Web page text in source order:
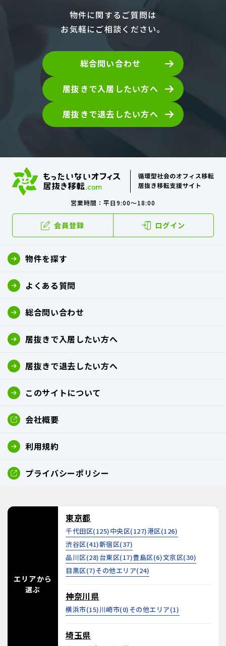
物件に関するご質問は
お気軽にご相談ください。
総合問い合わせ
居抜きで入居したい方へ
居抜きで退去したい方へ
営業時間：平日9:00～18:00
会員登録 ログイン
物件を探す
よくある質問
総合問い合わせ
居抜きで入居したい方へ
居抜きで退去したい方へ
このサイトについて
会社概要
利用規約
プライバシーポリシー
エリアから
選ぶ
東京都
千代田区(125)中央区(127)港区(126)
渋谷区(41)新宿区(37)
品川区(28)台東区(17)豊島区(6)文京区(30)
目黒区(7)その他エリア(24)
神奈川県
横浜市(15)川崎市(0)その他エリア(1)
埼玉県